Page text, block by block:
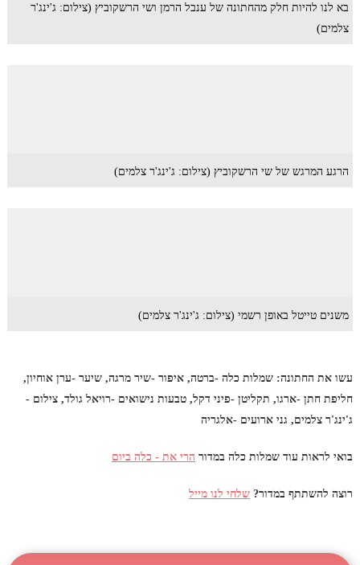
בא לנו להיות חלק מהחתונה של ענבל הרמן ושי הרשקוביץ (צילום: ג'ינג'ר
צלמים)
הרגע המרגש של שי הרשקוביץ (צילום: ג'ינג'ר צלמים)
משנים טייטל באופן רשמי (צילום: ג'ינג'ר צלמים)
עשו את החתונה: שמלות כלה -ברטה, איפור -שיר מרגה, שיער -ערן אוחיון,
חליפת חתן -ארגו, תקליטן -פיני דקל, טבעות נישואים -רויאל גולד, צילום -
ג'ינג'ר צלמים, גני ארועים -אלגריה
בואי לראות עוד שמלות כלה במדור הרי את - כלה ביום
רוצה להשתתף במדור? שלחי לנו מייל